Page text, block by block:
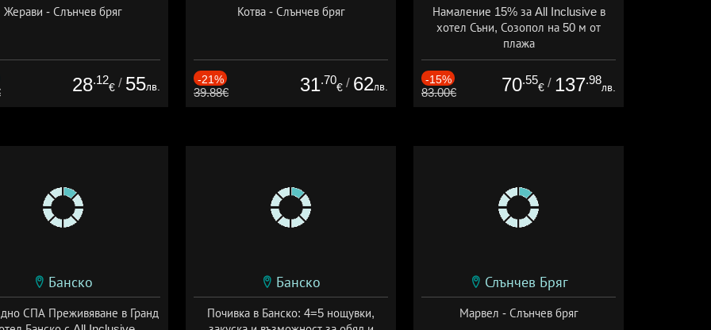
Жерави - Слънчев бряг
28.12
€ / 55лв.
Котва - Слънчев бряг
-21%
39.88€ 31.70
€ / 62лв.
Намаление 15% за All Inclusive в
хотел Съни, Созопол на 50 м от
плажа
Дата: 30.07 - 30.09 + all inclusive
-15%
83.00€ 70.55
€ / 137.98
лв.
Банско
СПА Преживяване в Гранд
Банско
Почивка в Банско: 4=5 нощувки,
Слънчев Бряг
Марвел - Слънчев бряг